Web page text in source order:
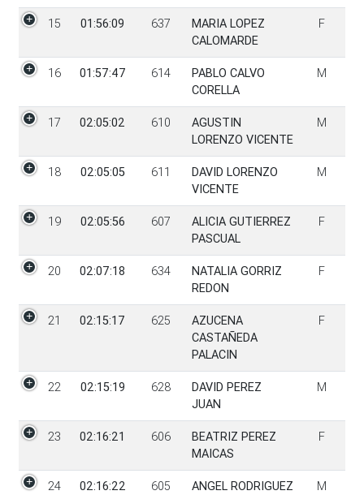
15 01:56:09 637
MARIA LOPEZ
CALOMARDE
F
16 01:57:47 614
PABLO CALVO
CORELLA
M
17 02:05:02 610
AGUSTIN
LORENZO VICENTE
M
18 02:05:05 611
DAVID LORENZO
VICENTE
M
19 02:05:56 607
ALICIA GUTIERREZ
PASCUAL
F
20 02:07:18 634
NATALIA GORRIZ
REDON
F
21 02:15:17 625
AZUCENA
CASTAÑEDA
PALACIN
F
22 02:15:19 628
DAVID PEREZ
JUAN
M
23 02:16:21 606
BEATRIZ PEREZ
MAICAS
F
24 02:16:22 605
ANGEL RODRIGUEZ
M